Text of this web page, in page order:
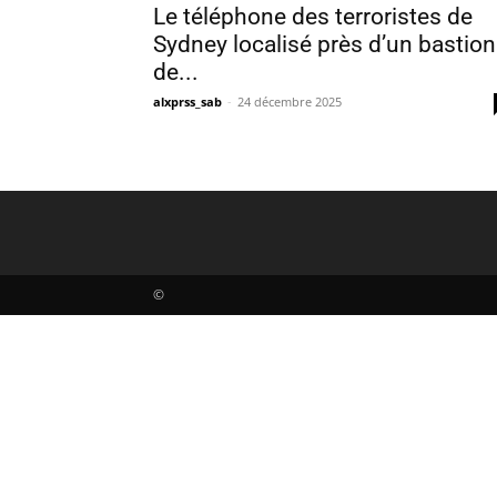
Le téléphone des terroristes de
Sydney localisé près d’un bastion
de...
alxprss_sab - 24 décembre 2025
©